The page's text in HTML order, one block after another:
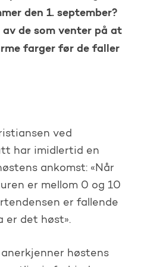
den 1. september?
av de som venter på at
farger før de faller
ved
har imidlertid en
ankomst: «Når
er mellom 0 og 10
er fallende
er det høst».
høstens